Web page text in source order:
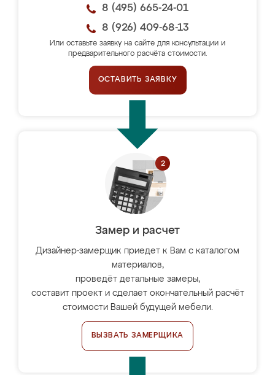
8 (495) 665-24-01
8 (926) 409-68-13
Или оставьте заявку на сайте для консультации и
предварительного расчёта стоимости.
ОСТАВИТЬ ЗАЯВКУ
Замер и расчет
Дизайнер-замерщик приедет к Вам с каталогом
материалов,
проведёт детальные замеры,
составит проект и сделает окончательный расчёт
стоимости Вашей будущей мебели.
ВЫЗВАТЬ ЗАМЕРЩИКА